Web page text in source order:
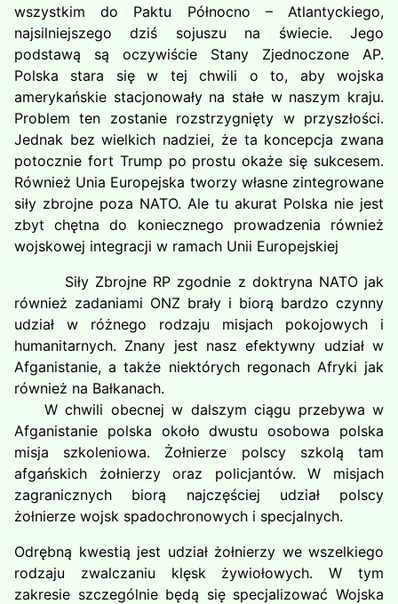
wszystkim do Paktu Północno – Atlantyckiego,
najsilniejszego dziś sojuszu na świecie. Jego
podstawą są oczywiście Stany Zjednoczone AP.
Polska stara się w tej chwili o to, aby wojska
amerykańskie stacjonowały na stałe w naszym kraju.
Problem ten zostanie rozstrzygnięty w przyszłości.
Jednak bez wielkich nadziei, że ta koncepcja zwana
potocznie fort Trump po prostu okaże się sukcesem.
Również Unia Europejska tworzy własne zintegrowane
siły zbrojne poza NATO. Ale tu akurat Polska nie jest
zbyt chętna do koniecznego prowadzenia również
wojskowej integracji w ramach Unii Europejskiej
Siły Zbrojne RP zgodnie z doktryna NATO jak
również zadaniami ONZ brały i biorą bardzo czynny
udział w różnego rodzaju misjach pokojowych i
humanitarnych. Znany jest nasz efektywny udział w
Afganistanie, a także niektórych regonach Afryki jak
również na Bałkanach.
W chwili obecnej w dalszym ciągu przebywa w
Afganistanie polska około dwustu osobowa polska
misja szkoleniowa. Żołnierze polscy szkolą tam
afgańskich żołnierzy oraz policjantów. W misjach
zagranicznych biorą najczęściej udział polscy
żołnierze wojsk spadochronowych i specjalnych.
Odrębną kwestią jest udział żołnierzy we wszelkiego
rodzaju zwalczaniu klęsk żywiołowych. W tym
zakresie szczególnie będą się specjalizować Wojska